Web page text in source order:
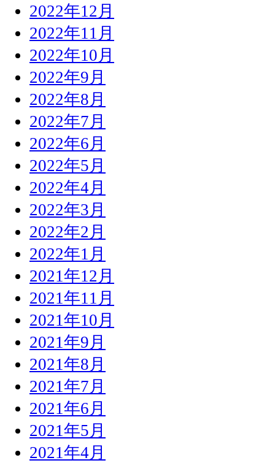
2022年12月
2022年11月
2022年10月
2022年9月
2022年8月
2022年7月
2022年6月
2022年5月
2022年4月
2022年3月
2022年2月
2022年1月
2021年12月
2021年11月
2021年10月
2021年9月
2021年8月
2021年7月
2021年6月
2021年5月
2021年4月